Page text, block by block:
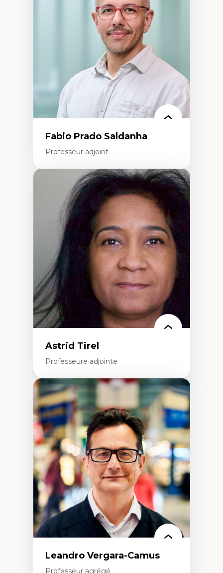
Participation citoyenne
Inégalités sociales santé
Santé de la reproduction
Développement durable
Fabio Prado Saldanha
Professeur adjoint
Expertises
Innovation sociale
Technologies sociales
Entrepreneuriat social et collectif
Approches critiques et décoloniales
Discours, récits et narratologie en
management
Transformation socioéconomique des
communautés marginalisées
Politiques d’inclusion et économie solidaire
Études organisationnelles critiques
Créativité et management culturel
Méthodologies qualitatives
Astrid Tirel
Professeure adjointe
Expertises
Art
Anti-discrimination
Décolonisation de l’enseignement, de la
recherche, des institutions administratives
et syndicales
Pluralisme épistémologique et
francophonie
Culture
Politiques culturelles
Vivre ensemble
Anti-racisme
Anti-sexisme
Pratiques non oppressives
Leandro Vergara-Camus
Professeur agrégé